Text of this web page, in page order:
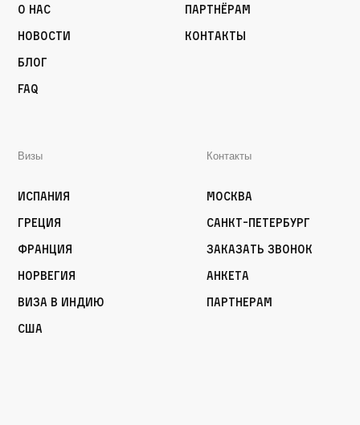
О нас
Новости
Блог
FAQ
Партнёрам
Контакты
Визы
Испания
Греция
Франция
Норвегия
Виза в Индию
США
Контакты
Москва
Санкт-Петербург
Заказать звонок
Анкета
Партнерам